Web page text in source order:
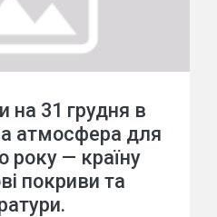
на 31 грудня в
атмосфера для
року — країну
покриви та